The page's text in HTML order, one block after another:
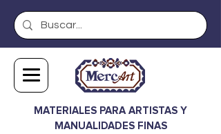
MATERIALES PARA ARTISTAS Y
MANUALIDADES FINAS